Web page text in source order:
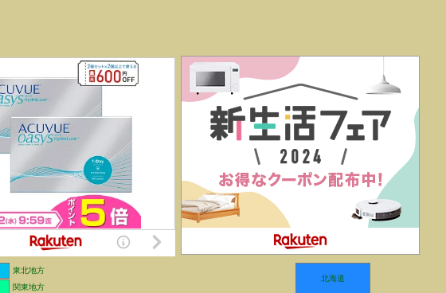
東北地方
北海道
関東地方